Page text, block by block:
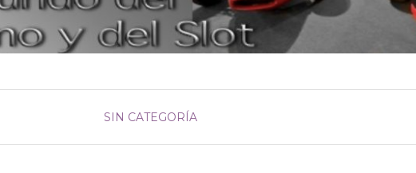
SIN CATEGORÍA